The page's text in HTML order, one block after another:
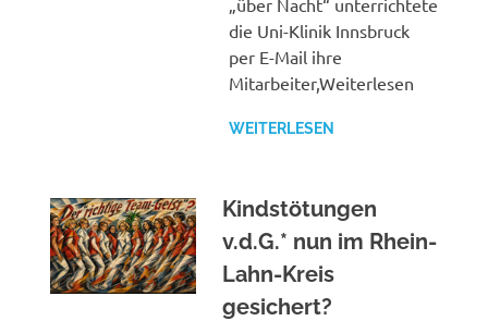
die Uni-Klinik Innsbruck
per E-Mail ihre
Mitarbeiter,Weiterlesen
WEITERLESEN
Kindstötungen
v.d.G.* nun im Rhein-
Lahn-Kreis
gesichert?